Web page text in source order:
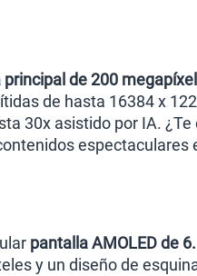
de 200
de hasta 16384 x
30x asistido por IA.
espectaculares
pantalla AMOLED de
y un diseño de